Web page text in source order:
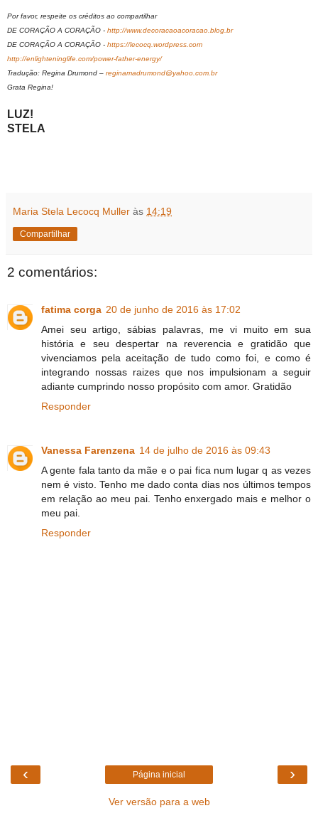
Por favor, respeite os créditos ao compartilhar
DE CORAÇÃO A CORAÇÃO - http://www.decoracaoacoracao.blog.br
DE CORAÇÃO A CORAÇÃO - https://lecocq.wordpress.com
http://enlighteninglife.com/power-father-energy/
Tradução: Regina Drumond – reginamadrumond@yahoo.com.br
Grata Regina!
LUZ!
STELA
Maria Stela Lecocq Muller às 14:19
Compartilhar
2 comentários:
fatima corga 20 de junho de 2016 às 17:02
Amei seu artigo, sábias palavras, me vi muito em sua
história e seu despertar na reverencia e gratidão que
vivenciamos pela aceitação de tudo como foi, e como é
integrando nossas raizes que nos impulsionam a seguir
adiante cumprindo nosso propósito com amor. Gratidão
Responder
Vanessa Farenzena 14 de julho de 2016 às 09:43
A gente fala tanto da mãe e o pai fica num lugar q as vezes
nem é visto. Tenho me dado conta dias nos últimos tempos
em relação ao meu pai. Tenho enxergado mais e melhor o
meu pai.
Responder
‹ ›
Página inicial
Ver versão para a web